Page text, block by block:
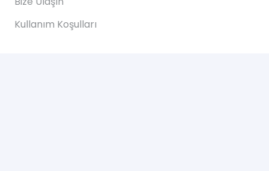
Kullanım Koşulları